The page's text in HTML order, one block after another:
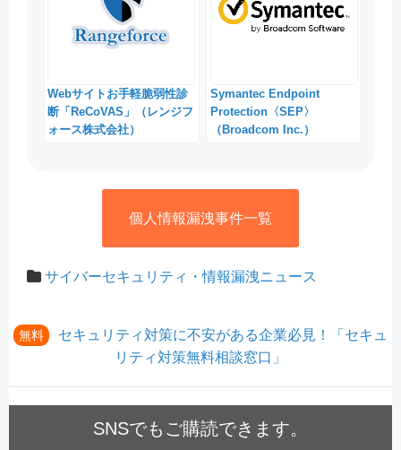
Webサイトお手軽脆弱性診
断「ReCoVAS」（レンジフ
ォース株式会社）
Symantec Endpoint
Protection〈SEP〉
（Broadcom Inc.）
個人情報漏洩事件一覧
サイバーセキュリティ・情報漏洩ニュース
無料
セキュリティ対策に不安がある企業必見！「セキュ
リティ対策無料相談窓口」
SNSでもご購読できます。